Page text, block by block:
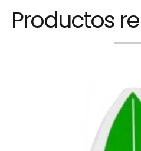
Productos